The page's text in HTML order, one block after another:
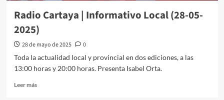
Radio Cartaya | Informativo Local (28-05-
2025)
28 de mayo de 2025
0
Toda la actualidad local y provincial en dos ediciones, a las
13:00 horas y 20:00 horas. Presenta Isabel Orta.
Leer más